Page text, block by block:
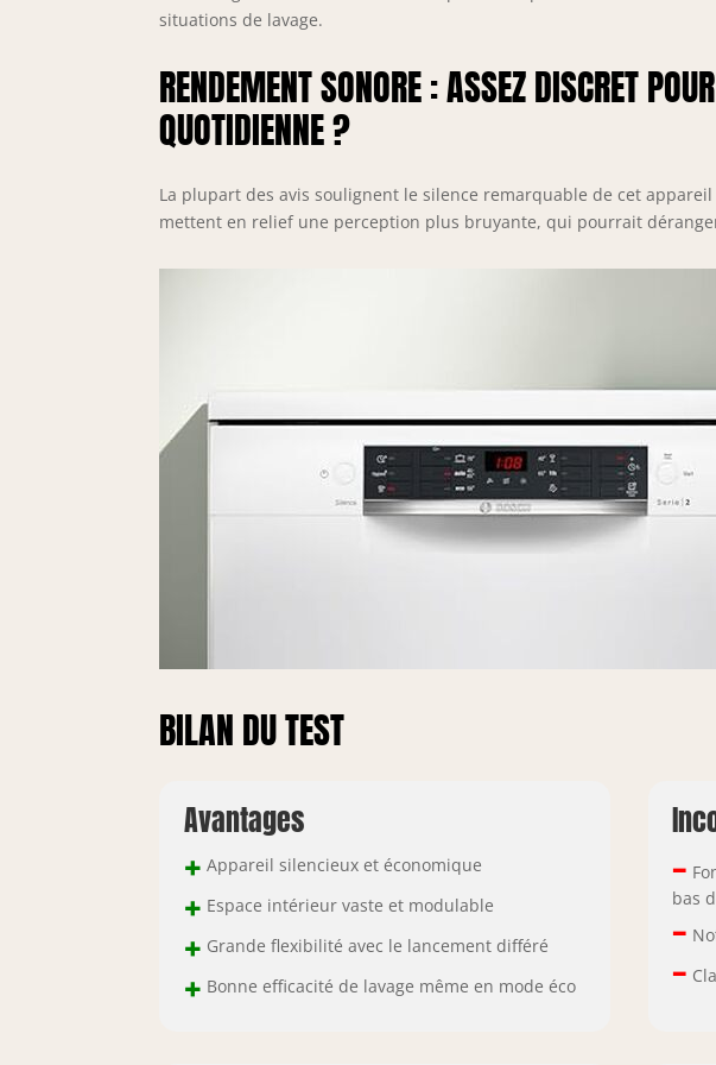
situations de lavage.
RENDEMENT SONORE : ASSEZ DISCRET
QUOTIDIENNE ?
La plupart des avis soulignent le silence remarquable de cet
mettent en relief une perception plus bruyante, qui pourrait
BILAN DU TEST
Avantages
+ Appareil silencieux et économique
+ Espace intérieur vaste et modulable
+ Grande flexibilité avec le lancement différé
+ Bonne efficacité de lavage même en mode éco
–
bas
–
–